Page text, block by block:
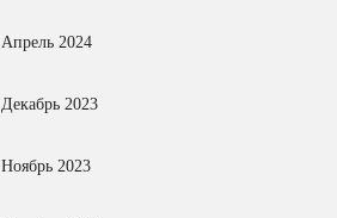
Апрель 2024
Декабрь 2023
Ноябрь 2023